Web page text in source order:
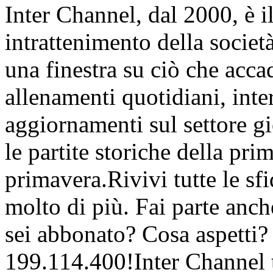
Inter Channel, dal 2000, è
intrattenimento della
una finestra su ciò che
allenamenti quotidiani,
aggiornamenti sul settore
le partite storiche della
primavera.Rivivi tutte le
molto di più. Fai parte
sei abbonato? Cosa
199.114.400!Inter Channel